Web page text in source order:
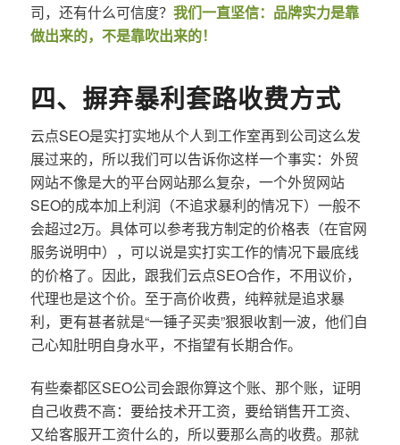
司，还有什么可信度？ 我们一直坚信：品牌实力是靠
做出来的，不是靠吹出来的！
四、摒弃暴利套路收费方式
云点SEO是实打实地从个人到工作室再到公司这么发
展过来的，所以我们可以告诉你这样一个事实：外贸
网站不像是大的平台网站那么复杂，一个外贸网站
SEO的成本加上利润（不追求暴利的情况下）一般不
会超过2万。具体可以参考我方制定的价格表（在官网
服务说明中），可以说是实打实工作的情况下最底线
的价格了。因此，跟我们云点SEO合作，不用议价，
代理也是这个价。至于高价收费，纯粹就是追求暴
利，更有甚者就是“一锤子买卖”狠狠收割一波，他们自
己心知肚明自身水平，不指望有长期合作。
有些秦都区SEO公司会跟你算这个账、那个账，证明
自己收费不高：要给技术开工资，要给销售开工资、
又给客服开工资什么的，所以要那么高的收费。那就